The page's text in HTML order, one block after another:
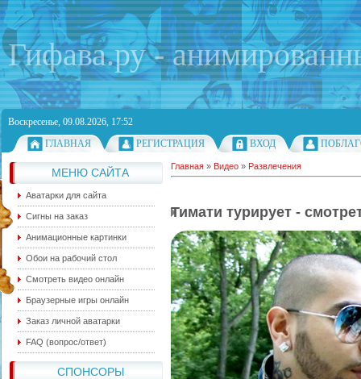
Гифава.ру -
Воскресенье, 09.08.2026, 17:52
ГЛАВНАЯ
РЕГИСТРАЦИЯ ВХОД
МЕНЮ САЙТА
Аватарки для сайта
Сигны на заказ
Анимационные картинки
Обои на рабочий стол
Смотреть видео онлайн
Браузерные игры онлайн
Заказ личной аватарки
FAQ (вопрос/ответ)
СПОНСОРЫ
Главная » Видео » Развлечения
Тимати турирует -